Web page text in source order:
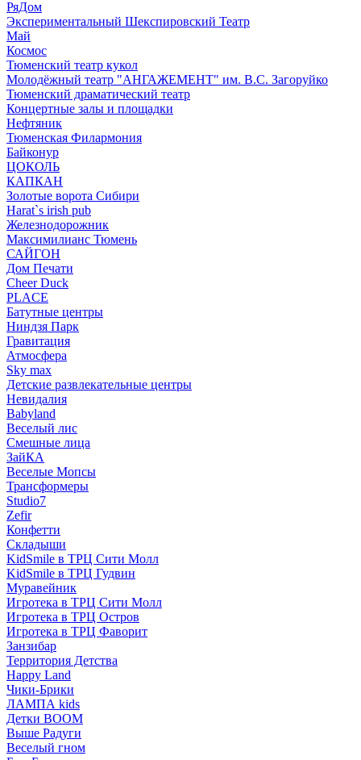
РяДом
Экспериментальный Шекспировский Театр
Май
Космос
Тюменский театр кукол
Молодёжный театр "АНГАЖЕМЕНТ" им. В.С. Загоруйко
Тюменский драматический театр
Концертные залы и площадки
Нефтяник
Тюменская Филармония
Байконур
ЦОКОЛЬ
КАПКАН
Золотые ворота Сибири
Harat`s irish pub
Железнодорожник
Максимилианс Тюмень
САЙГОН
Дом Печати
Cheer Duck
PLACE
Батутные центры
Ниндзя Парк
Гравитация
Атмосфера
Sky max
Детские развлекательные центры
Невидалия
Babyland
Веселый лис
Смешные лица
ЗайКА
Веселые Мопсы
Трансформеры
Studio7
Zefir
Конфетти
Складыши
KidSmile в ТРЦ Сити Молл
KidSmile в ТРЦ Гудвин
Муравейник
Игротека в ТРЦ Сити Молл
Игротека в ТРЦ Остров
Игротека в ТРЦ Фаворит
Занзибар
Территория Детства
Happy Land
Чики-Брики
ЛАМПА kids
Детки BOOM
Выше Радуги
Веселый гном